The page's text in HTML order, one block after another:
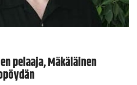
pelaaja, Mäkäläinen